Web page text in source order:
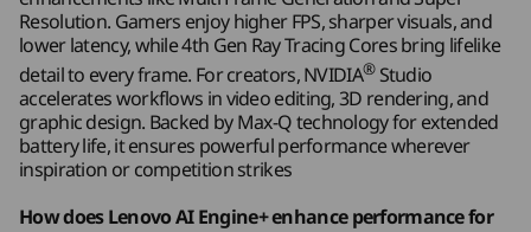
系列筆記型電腦 GPU 及第五代 Tensor
Cores 提供支援。
於 Lenovo Legion 裝置
試用 Xbox Game Pass
NVIDIA®解碼器 (2x 第六代)
CUDA 功能 (12.8)
記憶體
最高搭載 32GB DDR5 5600MT/s*
*僅列出記憶體規格頻率；系統支援頻率或因應配置而有所不同。
10-電源輸入
Explore All Laptops
Resolution. Gamers enjoy higher FPS, sharper visuals, and
lower latency, while 4th Gen Ray Tracing Cores bring lifelike
detail to every frame. For creators, NVIDIA®Studio
accelerates workflows in video editing, 3D rendering, and
graphic design. Backed by Max-Q technology for extended
battery life, it ensures powerful performance wherever
inspiration or competition strikes
How does Lenovo AI Engine+ enhance performance for